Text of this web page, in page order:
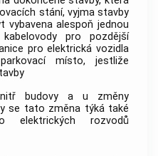
stání, vyjma stavby
vybavena alespoň jednou
pro pozdější
pro elektrická vozidla
místo, jestliže
budovy a u změny
se tato změna týká také
elektrických rozvodů